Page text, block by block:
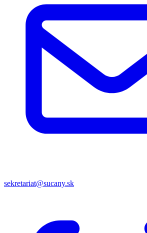
sekretariat@sucany.sk